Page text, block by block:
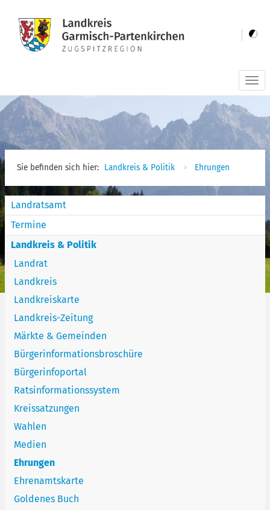
Sie befinden sich hier: Landkreis & Politik Ehrungen
Landratsamt
Termine
Landkreis & Politik
Landrat
Landkreis
Landkreiskarte
Landkreis-Zeitung
Märkte & Gemeinden
Bürgerinformationsbroschüre
Bürgerinfoportal
Ratsinformationssystem
Kreissatzungen
Wahlen
Medien
Ehrungen
Ehrenamtskarte
Goldenes Buch